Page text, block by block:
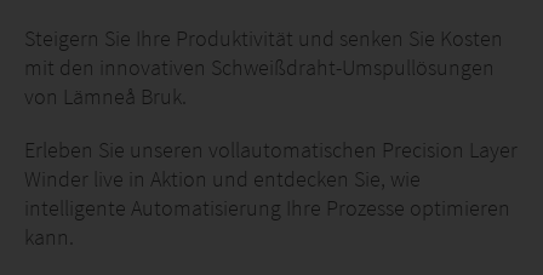
Steigern Sie Ihre Produktivität und senken Sie Kosten
mit den innovativen Schweißdraht-Umspullösungen
von Lämneå Bruk.
Erleben Sie unseren vollautomatischen Precision Layer
Winder live in Aktion und entdecken Sie, wie
intelligente Automatisierung Ihre Prozesse optimieren
kann.